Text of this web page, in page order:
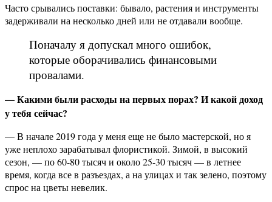
Часто срывались поставки: бывало, растения и инструменты
задерживали на несколько дней или не отдавали вообще.
Поначалу я допускал много ошибок,
которые оборачивались финансовыми
провалами.
— Какими были расходы на первых порах? И какой доход
у тебя сейчас?
— В начале 2019 года у меня еще не было мастерской, но я
уже неплохо зарабатывал флористикой. Зимой, в высокий
сезон, — по 60-80 тысяч и около 25-30 тысяч — в летнее
время, когда все в разъездах, а на улицах и так зелено, поэтому
спрос на цветы невелик.